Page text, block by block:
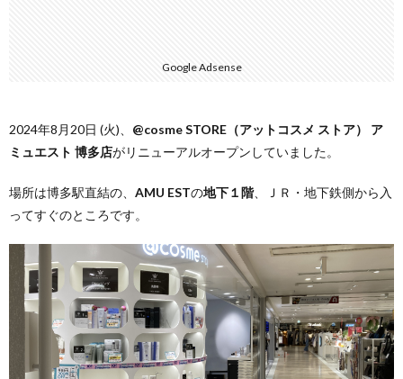
Google Adsense
2024年8月20日 (火)、 @cosme STORE（アットコスメ ストア） ア
ミュエスト 博多店がリニューアルオープンしていました。
場所は博多駅直結の、 AMU ESTの地下１階、ＪＲ・地下鉄側から入
ってすぐのところです。